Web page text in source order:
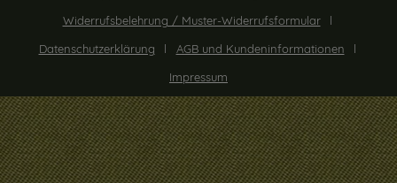
Widerrufsbelehrung / Muster-Widerrufsformular
Datenschutzerklärung
AGB und Kundeninformationen
Impressum